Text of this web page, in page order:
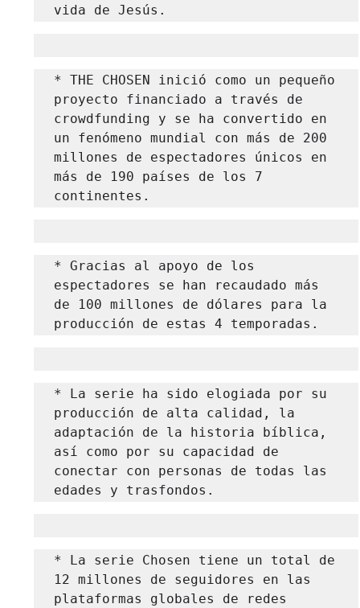
vida de Jesús.
* THE CHOSEN inició como un pequeño
proyecto financiado a través de
crowdfunding y se ha convertido en
un fenómeno mundial con más de 200
millones de espectadores únicos en
más de 190 países de los 7
continentes.
* Gracias al apoyo de los
espectadores se han recaudado más
de 100 millones de dólares para la
producción de estas 4 temporadas.
* La serie ha sido elogiada por su
producción de alta calidad, la
adaptación de la historia bíblica,
así como por su capacidad de
conectar con personas de todas las
edades y trasfondos.
* La serie Chosen tiene un total de
12 millones de seguidores en las
plataformas globales de redes